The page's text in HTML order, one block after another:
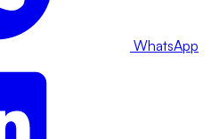
WhatsApp